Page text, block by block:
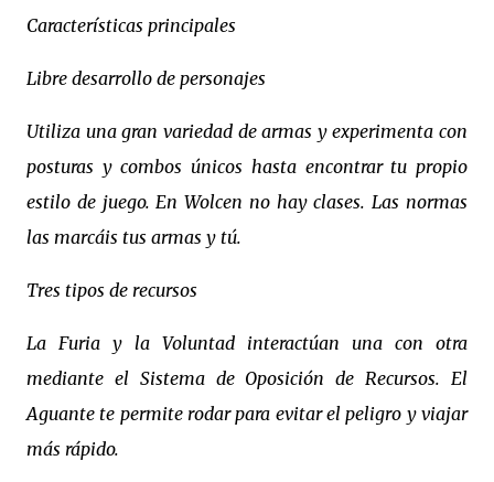
Características principales
Libre desarrollo de personajes
Utiliza una gran variedad de armas y experimenta con
posturas y combos únicos hasta encontrar tu propio
estilo de juego. En Wolcen no hay clases. Las normas
las marcáis tus armas y tú.
Tres tipos de recursos
La Furia y la Voluntad interactúan una con otra
mediante el Sistema de Oposición de Recursos. El
Aguante te permite rodar para evitar el peligro y viajar
más rápido.